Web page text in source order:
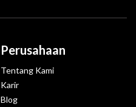
Perusahaan
Tentang Kami
Karir
Blog